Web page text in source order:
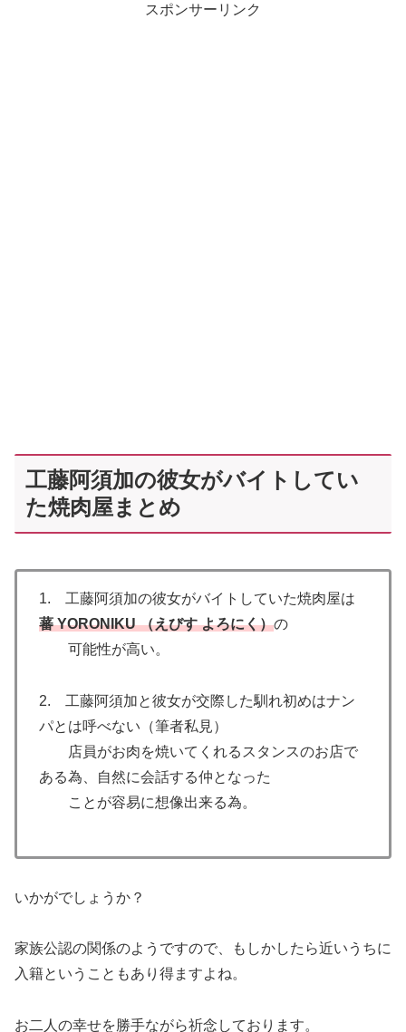
スポンサーリンク
工藤阿須加の彼女がバイトしてい
た焼肉屋まとめ
1. 工藤阿須加の彼女がバイトしていた焼肉屋は
蕃 YORONIKU （えびす よろにく）の
可能性が高い。
2. 工藤阿須加と彼女が交際した馴れ初めはナン
パとは呼べない（筆者私見）
店員がお肉を焼いてくれるスタンスのお店で
ある為、自然に会話する仲となった
ことが容易に想像出来る為。
いかがでしょうか？
家族公認の関係のようですので、もしかしたら近いうちに
入籍ということもあり得ますよね。
お二人の幸せを勝手ながら祈念しております。